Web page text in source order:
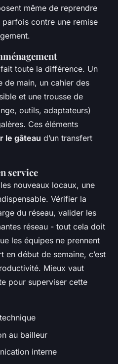
même de reprendre
contre une remise
fait toute la différence. Un
de main, un cahier des
et une trousse de
outils, adaptateurs)
Ces éléments
le gâteau d’un transfert
service
nouveaux locaux, une
Vérifier la
du réseau, valider les
réseau - tout cela doit
les équipes ne prennent
en début de semaine, c’est
Mieux vaut
pour superviser cette
au bailleur
interne